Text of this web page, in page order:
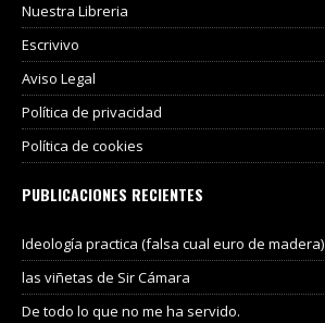
Nuestra Libreria
Escrivivo
Aviso Legal
Política de privacidad
Política de cookies
PUBLICACIONES RECIENTES
Ideología practica (falsa cual euro de madera)
las viñetas de Sir Cámara
De todo lo que no me ha servido.